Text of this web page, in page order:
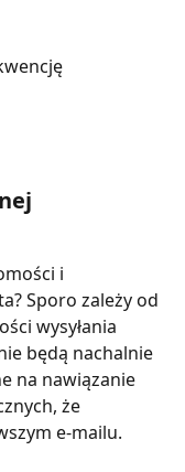
i
Sporo zależy od
wysyłania
będą nachalnie
na nawiązanie
że
e-mailu.